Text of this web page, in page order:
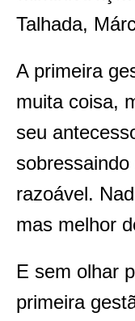
Talhada,
A primeira
muita coisa,
seu
razoável.
mas melhor
E sem olhar
primeira